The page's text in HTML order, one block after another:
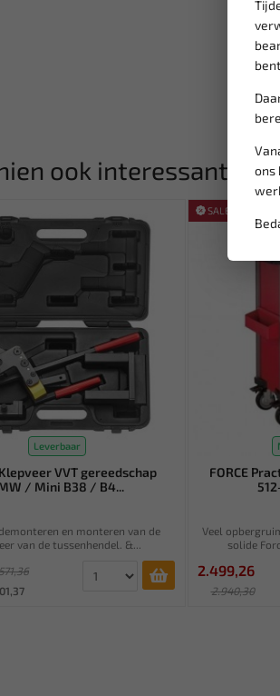
ons
ook interessant:
Leverbaar
Klepveer VVT gereedschap
/ Mini B38 / B4...
en monteren van de
van de tussenhendel. &...
SALE!
FORCE
Veel
solide
2.499,26
2.940,30